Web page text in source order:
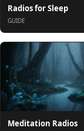
Radios for Sleep
GUIDE
Meditation Radios